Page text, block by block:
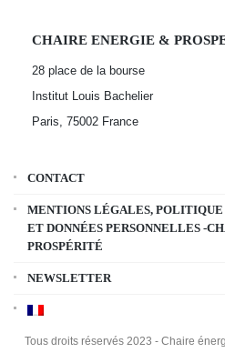
CHAIRE ENERGIE &
28 place de la bourse
Institut Louis Bachelier
Paris, 75002 France
CONTACT
MENTIONS LÉGALES,
ET DONNÉES PERSONNELLES -
PROSPÉRITÉ
NEWSLETTER
Tous droits réservés 2023 - Chaire